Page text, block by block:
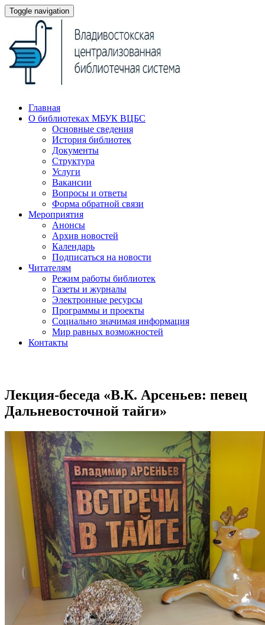
Toggle navigation
Главная
О библиотеках МБУК ВЦБС
Основные сведения
История библиотек
Документы
Структура
Услуги
Вакансии
Вопросы и ответы
Форма обратной связи
Мероприятия
Анонсы
Архив новостей
Календарь
Подписаться на новости
Читателям
Режим работы библиотек
Газеты и журналы
Электронные ресурсы
Программы и проекты
Социально значимая информация
Мир равных возможностей
Контакты
Лекция-беседа «В.К. Арсеньев: певец
Дальневосточной тайги»